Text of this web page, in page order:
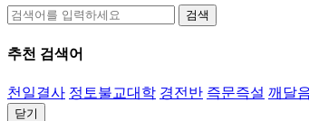
검색
추천 검색어
천일결사 정토불교대학 경전반 즉문즉설 깨달
닫기